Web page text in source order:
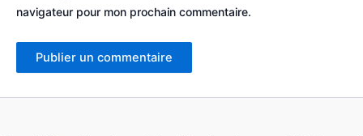
navigateur pour mon prochain commentaire.